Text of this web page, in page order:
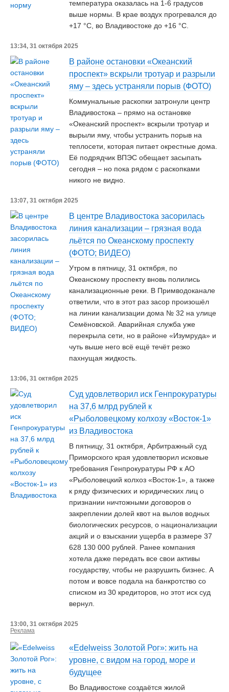
температура оказалась на 1-6 градусов
выше нормы. В крае воздух прогревался до
+17 °C, во Владивостоке до +16 °C.
13:34, 31 октября 2025
В районе остановки «Океанский
проспект» вскрыли тротуар и разрыли
яму – здесь устраняли порыв (ФОТО)
Коммунальные раскопки затронули центр
Владивостока – прямо на остановке
«Океанский проспект» вскрыли тротуар и
вырыли яму, чтобы устранить порыв на
теплосети, которая питает окрестные дома.
Её подрядчик ВПЭС обещает засыпать
сегодня – но пока рядом с раскопками
никого не видно.
13:07, 31 октября 2025
В центре Владивостока засорилась
линия канализации – грязная вода
льётся по Океанскому проспекту
(ФОТО; ВИДЕО)
Утром в пятницу, 31 октября, по
Океанскому проспекту вновь полились
канализационные реки. В Примводоканале
ответили, что в этот раз засор произошёл
на линии канализации дома № 32 на улице
Семёновской. Аварийная служба уже
перекрыла сети, но в районе «Изумруда» и
чуть выше него всё ещё течёт резко
пахнущая жидкость.
13:06, 31 октября 2025
Суд удовлетворил иск Генпрокуратуры
на 37,6 млрд рублей к
«Рыболовецкому колхозу «Восток-1»
из Владивостока
В пятницу, 31 октября, Арбитражный суд
Приморского края удовлетворил исковые
требования Генпрокуратуры РФ к АО
«Рыболовецкий колхоз «Восток-1», а также
к ряду физических и юридических лиц о
признании ничтожными договоров о
закреплении долей квот на вылов водных
биологических ресурсов, о национализации
акций и о взыскании ущерба в размере 37
628 130 000 рублей. Ранее компания
хотела даже передать все свои активы
государству, чтобы не разрушить бизнес. А
потом и вовсе подала на банкротство со
списком из 30 кредиторов, но этот иск суд
вернул.
13:00, 31 октября 2025
Реклама
«Edelweiss Золотой Рог»: жить на
уровне, с видом на город, море и
будущее
Во Владивостоке создаётся жилой